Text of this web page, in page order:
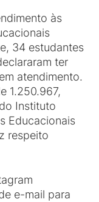
às
34 estudantes
ter
atendimento.
1.250.967,
Instituto
Educacionais
respeito
e-mail para